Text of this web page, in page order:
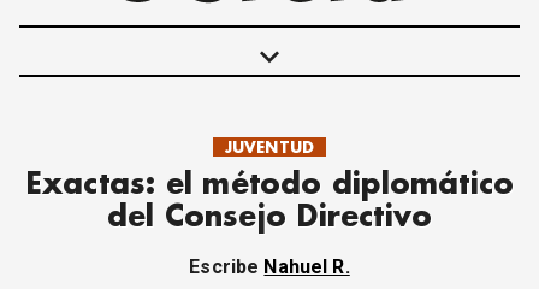
keyboard_arrow_down
POLÍTICAS
INTERNACIONALES
MOVIMIENTO OBRERO
ECONOMÍA
JUVENTUD
Exactas: el método diplomático
del Consejo Directivo
Escribe Nahuel R.